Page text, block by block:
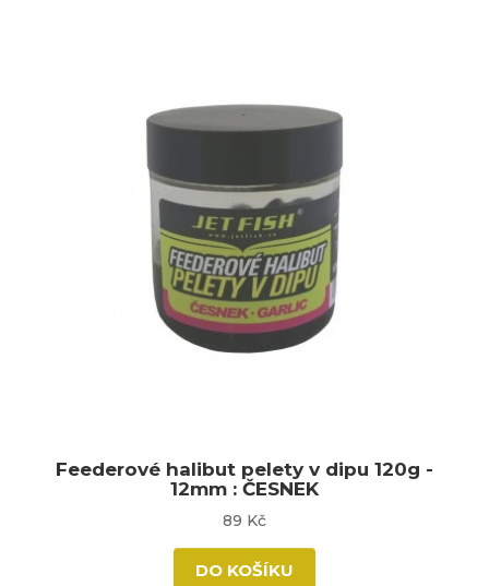
Feederové halibut pelety v dipu 120g -
12mm : ČESNEK
89 Kč
DO KOŠÍKU